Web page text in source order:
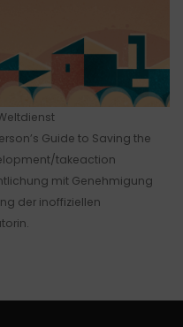
Guide to Saving the
takeaction
mit Genehmigung
der inoffiziellen